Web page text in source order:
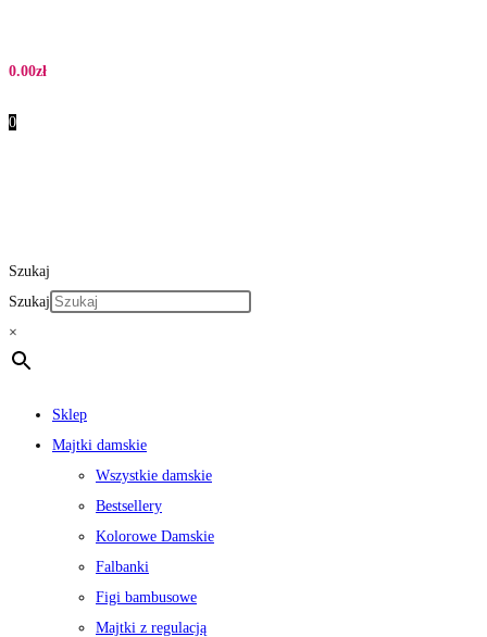
0.00zł
0
Szukaj
Szukaj
×
Sklep
Majtki damskie
Wszystkie damskie
Bestsellery
Kolorowe Damskie
Falbanki
Figi bambusowe
Majtki z regulacją